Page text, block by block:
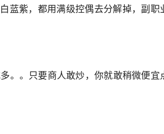
蓝紫，都用满级控偶去分解掉，副职
。。只要商人敢炒，你就敢稍微便宜